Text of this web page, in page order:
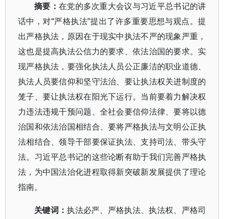
摘要： 在党的多次重大会议与习近平总书记的讲
话中，对“严格执法”提出了许多重要思想与观点。提
出严格执法，原因在于现实中执法不严的现象严重，
这也是提高执法公信力的要求、依法治国的要求。实
现严格执法，要强化执法人员公正廉洁的职业道德、
执法人员要信仰和坚守法治、要让执法权关进制度的
笼子、要让执法权在阳光下运行。当前要着力解决权
力违法违规干预问题、全社会要信仰法律、要将以德
治国和依法治国相结合、要将严格执法与文明公正执
法相结合、领导干部要保证执法、支持司法、带头守
法。习近平总书记的这些论断有助于我们完善严格执
法，为中国法治化进程取得新突破新发展提供了理论
指南。
关键词：执法必严、严格执法、执法权、严格司